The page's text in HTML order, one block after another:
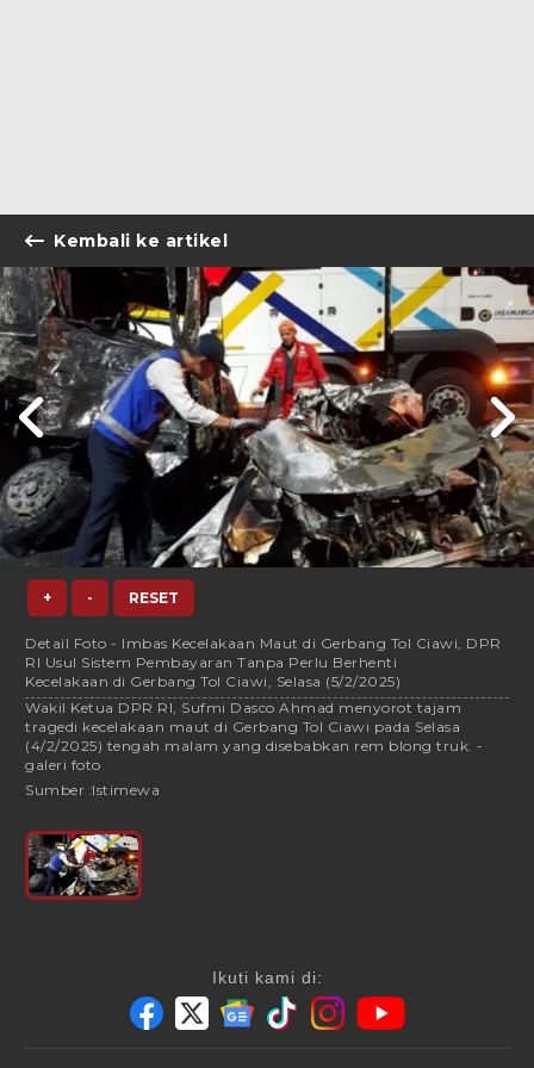
Kembali ke artikel
+ - RESET
Detail Foto - Imbas Kecelakaan Maut di Gerbang Tol Ciawi, DPR
RI Usul Sistem Pembayaran Tanpa Perlu Berhenti
Kecelakaan di Gerbang Tol Ciawi, Selasa (5/2/2025)
Wakil Ketua DPR RI, Sufmi Dasco Ahmad menyorot tajam
tragedi kecelakaan maut di Gerbang Tol Ciawi pada Selasa
(4/2/2025) tengah malam yang disebabkan rem blong truk. -
galeri foto
Sumber :Istimewa
Ikuti kami di: